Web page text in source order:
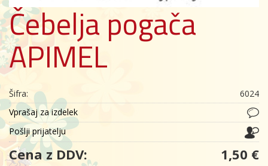
Čebelja pogača
APIMEL
Šifra:
6024
Vprašaj za izdelek
Pošlji prijatelju
Cena z DDV: 1,50 €